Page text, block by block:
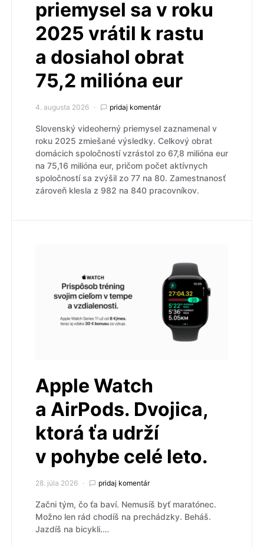
priemysel sa v roku
2025 vrátil k rastu
a dosiahol obrat
75,2 milióna eur
4. augusta 2026 pridaj komentár
Slovenský videoherný priemysel zaznamenal v
roku 2025 zmiešané výsledky. Celkový obrat
domácich spoločností vzrástol zo 67,8 milióna eur
na 75,16 milióna eur, pričom počet aktívnych
spoločností sa zvýšil zo 77 na 80. Zamestnanosť
zároveň klesla z 982 na 840 pracovníkov.
Apple Watch
a AirPods. Dvojica,
ktorá ťa udrží
v pohybe celé leto.
28. júla 2026 pridaj komentár
Začni tým, čo ťa baví. Nemusíš byť maratónec.
Možno len rád chodíš na prechádzky. Beháš.
Jazdíš na bicykli.…